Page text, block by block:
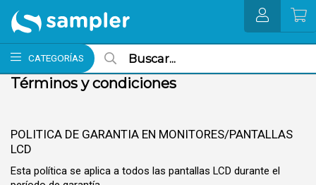
CATEGORÍAS
MI COMPRA
Términos y condiciones
POLITICA DE GARANTIA EN MONITORES/PANTALLAS
LCD
Esta política se aplica a todos las pantallas LCD durante el